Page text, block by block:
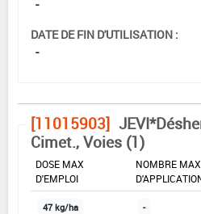
-
DATE DE FIN D'UTILISATION :
-
[11015903]
Cimet., Voies (1)
DOSE MAX
D'EMPLOI
NOMBRE MAX
47 kg/ha -